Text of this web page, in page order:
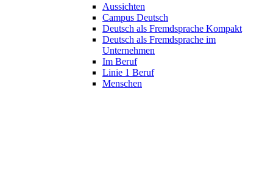
Aussichten
Campus Deutsch
Deutsch als Fremdsprache Kompakt
Deutsch als Fremdsprache im
Unternehmen
Im Beruf
Linie 1 Beruf
Menschen